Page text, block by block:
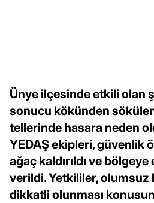
Ünye ilçesinde etkili olan
sonucu kökünden
tellerinde hasara neden
YEDAŞ ekipleri, güvenlik
ağaç kaldırıldı ve
verildi. Yetkililer, olumsuz
dikkatli olunması